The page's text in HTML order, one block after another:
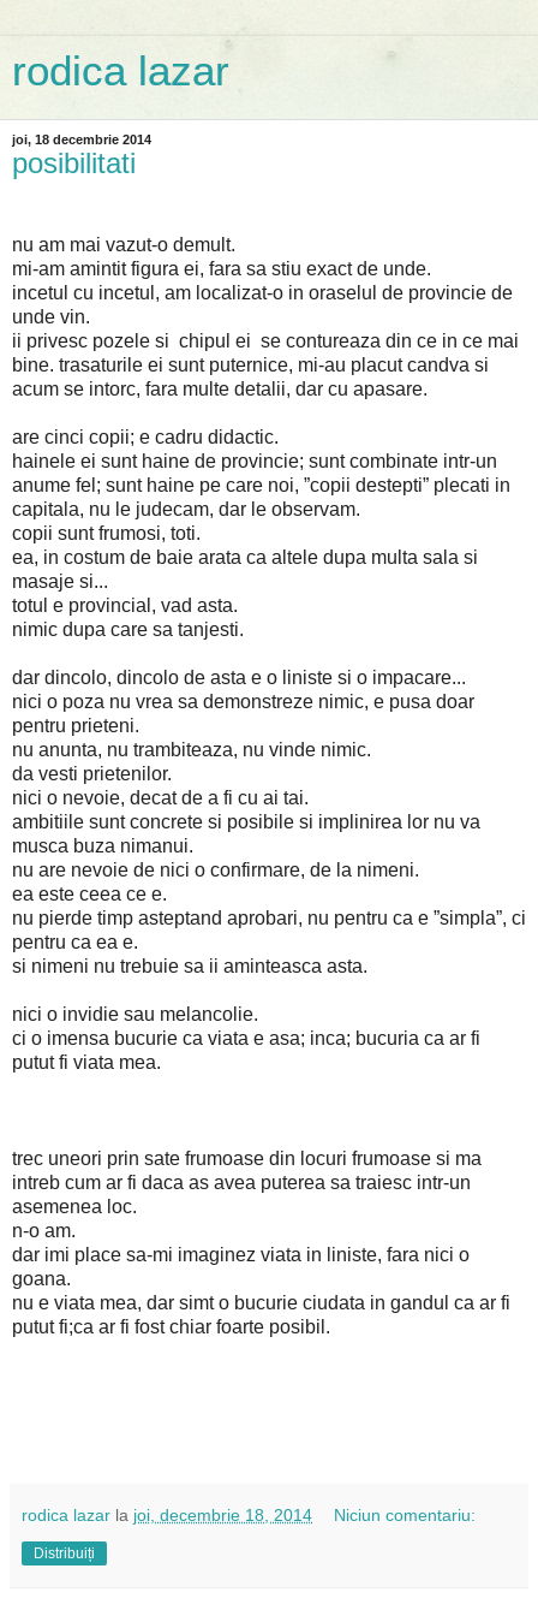
rodica lazar
joi, 18 decembrie 2014
posibilitati
nu am mai vazut-o demult.
mi-am amintit figura ei, fara sa stiu exact de unde.
incetul cu incetul, am localizat-o in oraselul de provincie de
unde vin.
ii privesc pozele si chipul ei se contureaza din ce in ce mai
bine. trasaturile ei sunt puternice, mi-au placut candva si
acum se intorc, fara multe detalii, dar cu apasare.
are cinci copii; e cadru didactic.
hainele ei sunt haine de provincie; sunt combinate intr-un
anume fel; sunt haine pe care noi, ”copii destepti” plecati in
capitala, nu le judecam, dar le observam.
copii sunt frumosi, toti.
ea, in costum de baie arata ca altele dupa multa sala si
masaje si...
totul e provincial, vad asta.
nimic dupa care sa tanjesti.
dar dincolo, dincolo de asta e o liniste si o impacare...
nici o poza nu vrea sa demonstreze nimic, e pusa doar
pentru prieteni.
nu anunta, nu trambiteaza, nu vinde nimic.
da vesti prietenilor.
nici o nevoie, decat de a fi cu ai tai.
ambitiile sunt concrete si posibile si implinirea lor nu va
musca buza nimanui.
nu are nevoie de nici o confirmare, de la nimeni.
ea este ceea ce e.
nu pierde timp asteptand aprobari, nu pentru ca e ”simpla”, ci
pentru ca ea e.
si nimeni nu trebuie sa ii aminteasca asta.
nici o invidie sau melancolie.
ci o imensa bucurie ca viata e asa; inca; bucuria ca ar fi
putut fi viata mea.
trec uneori prin sate frumoase din locuri frumoase si ma
intreb cum ar fi daca as avea puterea sa traiesc intr-un
asemenea loc.
n-o am.
dar imi place sa-mi imaginez viata in liniste, fara nici o
goana.
nu e viata mea, dar simt o bucurie ciudata in gandul ca ar fi
putut fi;ca ar fi fost chiar foarte posibil.
rodica lazar la joi, decembrie 18, 2014 Niciun comentariu:
Distribuiți